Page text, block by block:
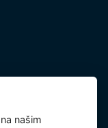
podataka
našim